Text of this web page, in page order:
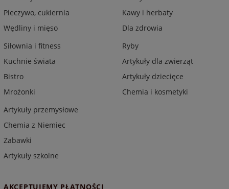
Pieczywo, cukiernia
Wędliny i mięso
Kawy i herbaty
Dla zdrowia
Siłownia i fitness
Kuchnie świata
Bistro
Mrożonki
Ryby
Artykuły dla zwierząt
Artykuły dziecięce
Chemia i kosmetyki
Artykuły przemysłowe
Chemia z Niemiec
Zabawki
Artykuły szkolne
AKCEPTUJEMY PŁATNOŚCI